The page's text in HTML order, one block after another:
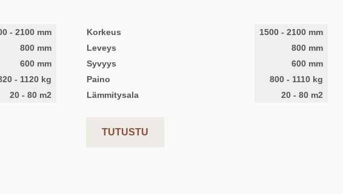
- 2100 mm
800 mm
600 mm
- 1120 kg
20 - 80 m2
Korkeus 1500 - 2100mm
Leveys
800mm
Syvyys
600mm
Paino
800 - 1110kg
Lämmitysala
20 - 80m2
TUTUSTU